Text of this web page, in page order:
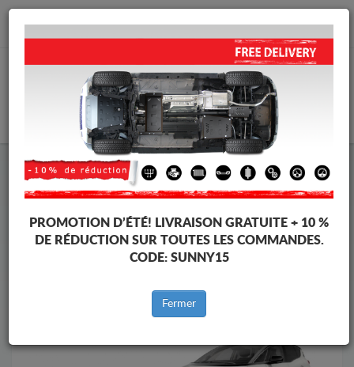
info@cachesousmoteur.fr
Cache Sous Moteur Renault
Cache Sous Moteur Renault Scenic
Marques
PROMOTION D’ÉTÉ! LIVRAISON GRATUITE + 10 %
DE RÉDUCTION SUR TOUTES LES COMMANDES.
CODE: SUNNY15
Fermer